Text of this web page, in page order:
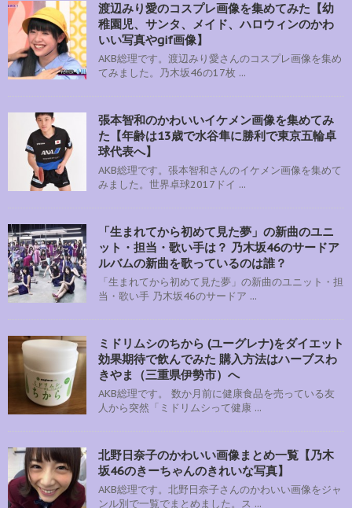
渡辺みり愛のコスプレ画像を集めてみた【幼
稚園児、サンタ、メイド、ハロウィンのかわ
いい写真やgif画像】
AKB総理です。渡辺みり愛さんのコスプレ画像を集め
てみました。乃木坂46の17枚 ...
張本智和のかわいいイケメン画像を集めてみ
た【年齢は13歳で水谷隼に勝利で東京五輪卓
球代表へ】
AKB総理です。張本智和さんのイケメン画像を集めて
みました。世界卓球2017ドイ ...
「生まれてから初めて見た夢」の新曲のユニ
ット・担当・歌い手は？ 乃木坂46のサードア
ルバムの新曲を歌っているのは誰？
「生まれてから初めて見た夢」の新曲のユニット・担
当・歌い手 乃木坂46のサードア ...
ミドリムシのちから (ユーグレナ)をダイエット
効果期待で飲んでみた 購入方法はハーブスわ
きやま（三重県伊勢市）へ
AKB総理です。 数か月前に健康食品を売っている友
人から突然「ミドリムシって健康 ...
北野日奈子のかわいい画像まとめ一覧【乃木
坂46のきーちゃんのきれいな写真】
AKB総理です。北野日奈子さんのかわいい画像をジャ
ンル別で一覧でまとめました。ス ...